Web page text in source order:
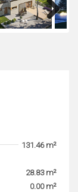
131.46 m²
28.83 m²
0.00 m²